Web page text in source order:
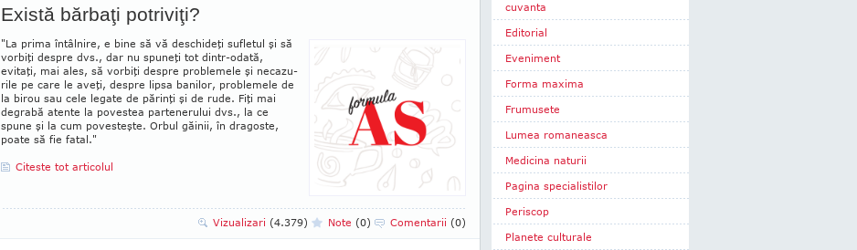
Există bărbaţi potriviţi?
"La prima întâlnire, e bine să vă deschi­deţi su­fle­­tul şi să
vor­biţi despre dvs., dar nu spuneţi tot din­tr-oda­tă,
evitaţi, mai ales, să vorbiţi despre pro­­­ble­­mele şi necazu­
rile pe care le aveţi, despre lipsa ba­­ni­lor, problemele de
la bi­rou sau cele le­ga­te de pă­rinţi şi de rude. Fiţi mai
degrabă atente la po­ves­tea partene­rului dvs., la ce
spune şi la cum po­ves­teşte. Orbul găi­nii, în dragoste,
poate să fie fatal."
Citeste tot articolul
Vizualizari (4.379) Note (0) Comentarii (0)
cuvanta
Editorial
Eveniment
Forma maxima
Frumusete
Lumea romaneasca
Medicina naturii
Pagina specialistilor
Periscop
Planete culturale